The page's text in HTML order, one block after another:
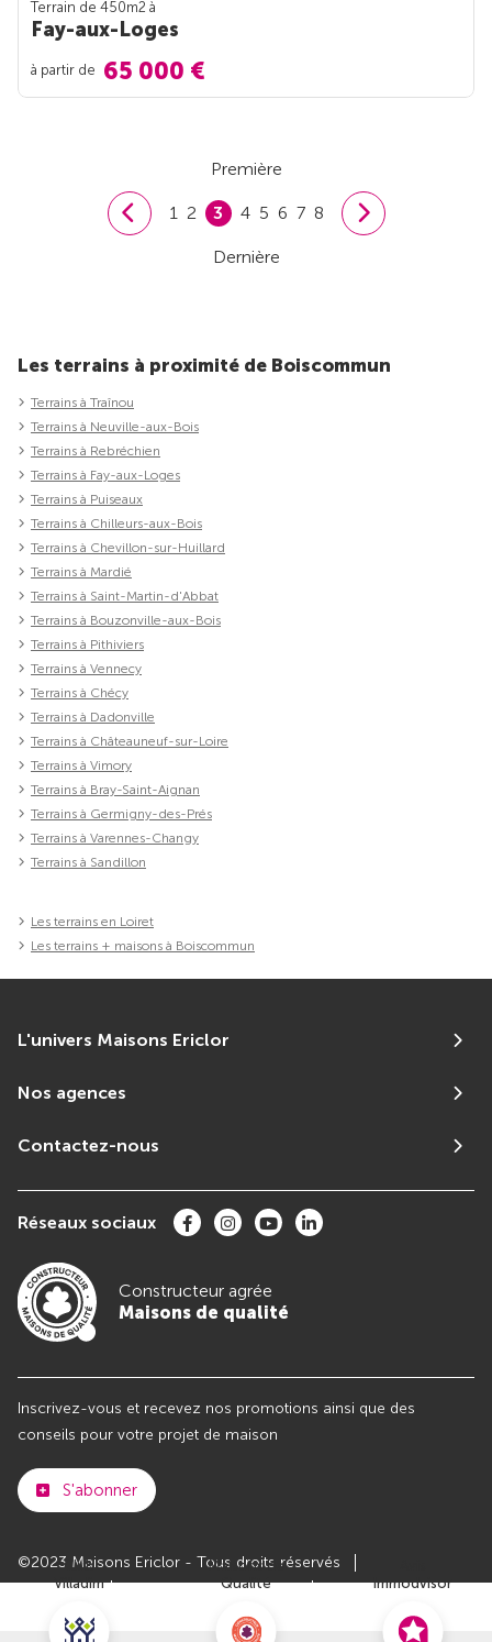
Club
Villadim
Maisons de
Qualité
Immodvisor
Terrain de 450m2 à
Fay-aux-Loges
à partir de 65 000 €
Première
1 2 3 4 5 6 7 8
Dernière
Les terrains à proximité de Boiscommun
Terrains à Traînou
Terrains à Neuville-aux-Bois
Terrains à Rebréchien
Terrains à Fay-aux-Loges
Terrains à Puiseaux
Terrains à Chilleurs-aux-Bois
Terrains à Chevillon-sur-Huillard
Terrains à Mardié
Terrains à Saint-Martin-d'Abbat
Terrains à Bouzonville-aux-Bois
Terrains à Pithiviers
Terrains à Vennecy
Terrains à Chécy
Terrains à Dadonville
Terrains à Châteauneuf-sur-Loire
Terrains à Vimory
Terrains à Bray-Saint-Aignan
Terrains à Germigny-des-Prés
Terrains à Varennes-Changy
Terrains à Sandillon
Les terrains en Loiret
Les terrains + maisons à Boiscommun
L'univers Maisons Ericlor
Nos agences
Contactez-nous
Réseaux sociaux
Constructeur agrée
Maisons de qualité
Inscrivez-vous et recevez nos promotions ainsi que des
conseils pour votre projet de maison
S'abonner
©2023 Maisons Ericlor - Tous droits réservés
Plan du site
Paramètres des cookies
Politiques de Confidentialités